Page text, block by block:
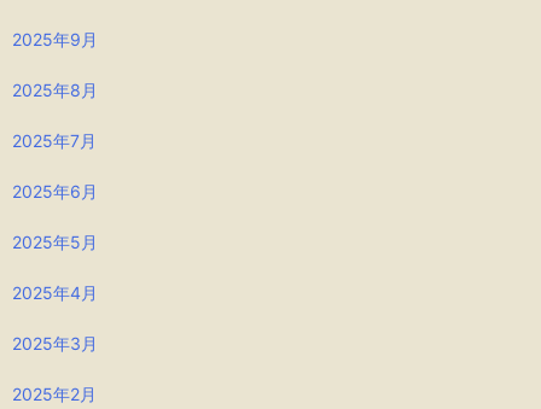
2025年9月
2025年8月
2025年7月
2025年6月
2025年5月
2025年4月
2025年3月
2025年2月